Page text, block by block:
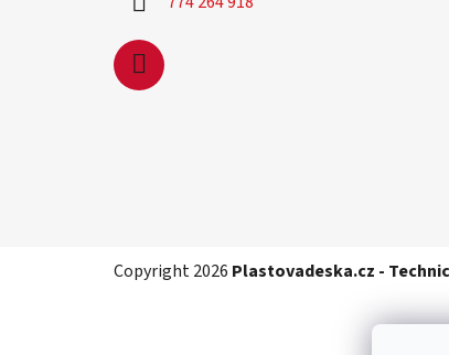
Copyright 2026 Plastovadeska.cz -